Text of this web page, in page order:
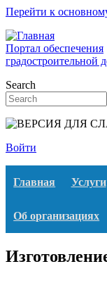
Перейти к
Портал обеспечения
градостроительной
Search
Войти
Главная Услуги
Об организациях